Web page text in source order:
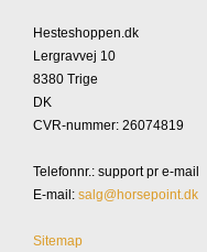
Hesteshoppen.dk
Lergravvej 10
8380 Trige
DK
CVR-nummer: 26074819
Telefonnr.: support pr e-mail
E-mail : salg@horsepoint.dk
Sitemap